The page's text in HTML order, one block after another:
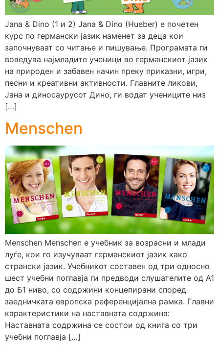
Jana & Dino (1 и 2) Jana & Dino (Hueber) е почетен
курс по германски јазик наменет за деца кои
започнуваат со читање и пишување. Програмата ги
воведува најмладите ученици во германскиот јазик
на природен и забавен начин преку приказни, игри,
песни и креативни активности. Главните ликови,
Јана и диносаурусот Дино, ги водат учениците низ
[…]
Menschen
Menschen Menschen е учебник за возрасни и млади
луѓе, кои го изучуваат германскиот јазик како
странски јазик. Учебникот составен од три односно
шест учебни поглавја ги предводи слушателите од А1
до Б1 ниво, со содржини концепирани според
заедничката европска референцијална рамка. Главни
карактеристики на наставната содржина:
Наставната содржина се состои од книга со три
учебни поглавја […]